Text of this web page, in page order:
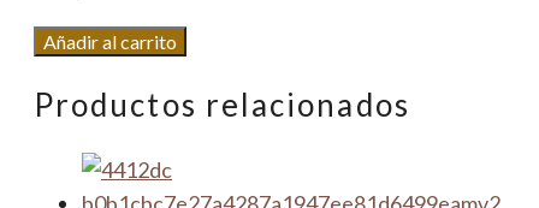
Pendiente
cantidad
Añadir al carrito
Productos relacionados